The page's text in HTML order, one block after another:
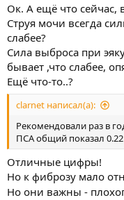
Ок. А ещё что сейчас,
Струя мочи всегда
слабее?
Сила выброса при
бывает ,что слабее,
Ещё что-то..?
clarnet написал(а):
Рекомендовали раз в
ПСА общий показал
Отличные цифры!
Но к фиброзу мало
Но они важны -